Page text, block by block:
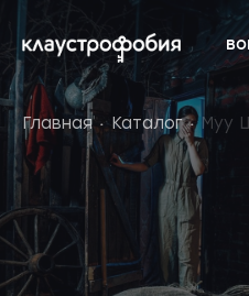
Главная Каталог Муу